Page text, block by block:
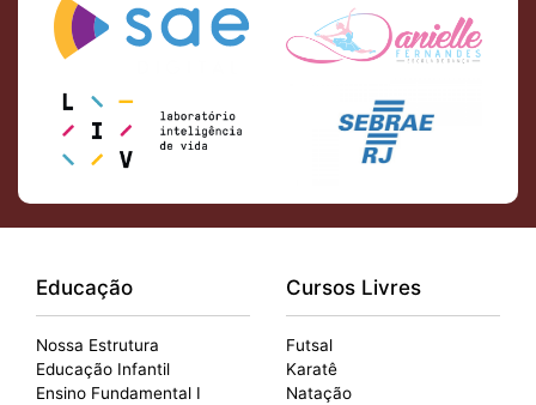
Educação
Nossa Estrutura
Educação Infantil
Ensino Fundamental I
Cursos Livres
Futsal
Karatê
Natação